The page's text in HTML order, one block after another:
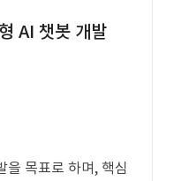
AI 챗봇 개발
을 목표로 하며, 핵심